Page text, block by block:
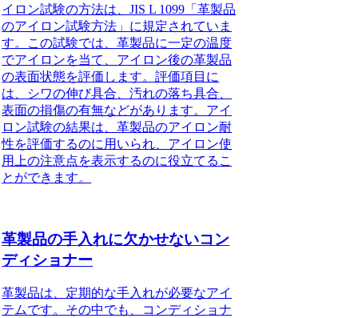
イロン試験の方法は、JIS L 1099「革製品
のアイロン試験方法」に規定されていま
す。この試験では、革製品に一定の温度
でアイロンを当て、アイロン後の革製品
の表面状態を評価します。評価項目に
は、シワの伸び具合、汚れの落ち具合、
表面の損傷の有無などがあります。アイ
ロン試験の結果は、革製品のアイロン耐
性を評価するのに用いられ、アイロン使
用上の注意点を表示するのに役立てるこ
とができます。
革製品の手入れに欠かせないコン
ディショナー
革製品は、定期的な手入れが必要なアイ
テムです。その中でも、コンディショナ